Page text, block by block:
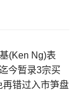
(Ken Ng)表
今暂录3宗买
错过入市笋盘